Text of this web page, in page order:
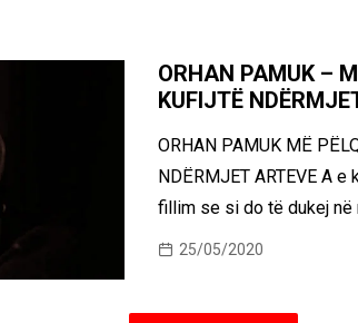
ORHAN PAMUK –
KUFIJTË
ORHAN PAMUK MË
NDËRMJET ARTEVE A
fillim se si do të dukej në
25/05/2020